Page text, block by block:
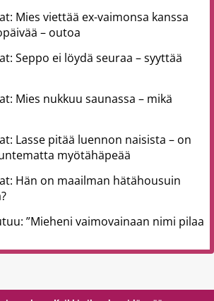
Mies viettää ex-vaimonsa kanssa
– outoa
Seppo ei löydä seuraa – syyttää
Mies nukkuu saunassa – mikä
Lasse pitää luennon naisista – on
myötähäpeää
Hän on maailman hätähousuin
”Mieheni vaimovainaan nimi pilaa